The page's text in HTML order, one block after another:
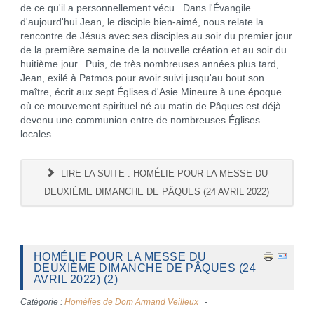
de ce qu'il a personnellement vécu. Dans l'Évangile
d'aujourd'hui Jean, le disciple bien-aimé, nous relate la
rencontre de Jésus avec ses disciples au soir du premier jour
de la première semaine de la nouvelle création et au soir du
huitième jour. Puis, de très nombreuses années plus tard,
Jean, exilé à Patmos pour avoir suivi jusqu'au bout son
maître, écrit aux sept Églises d'Asie Mineure à une époque
où ce mouvement spirituel né au matin de Pâques est déjà
devenu une communion entre de nombreuses Églises
locales.
LIRE LA SUITE : HOMÉLIE POUR LA MESSE DU
DEUXIÈME DIMANCHE DE PÂQUES (24 AVRIL 2022)
HOMÉLIE POUR LA MESSE DU
DEUXIÈME DIMANCHE DE PÂQUES (24
AVRIL 2022) (2)
Catégorie : Homélies de Dom Armand Veilleux